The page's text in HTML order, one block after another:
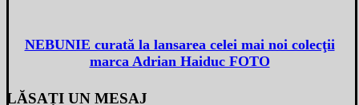
NEBUNIE curată la lansarea celei mai noi colecţii
marca Adrian Haiduc FOTO
LĂSAȚI UN MESAJ